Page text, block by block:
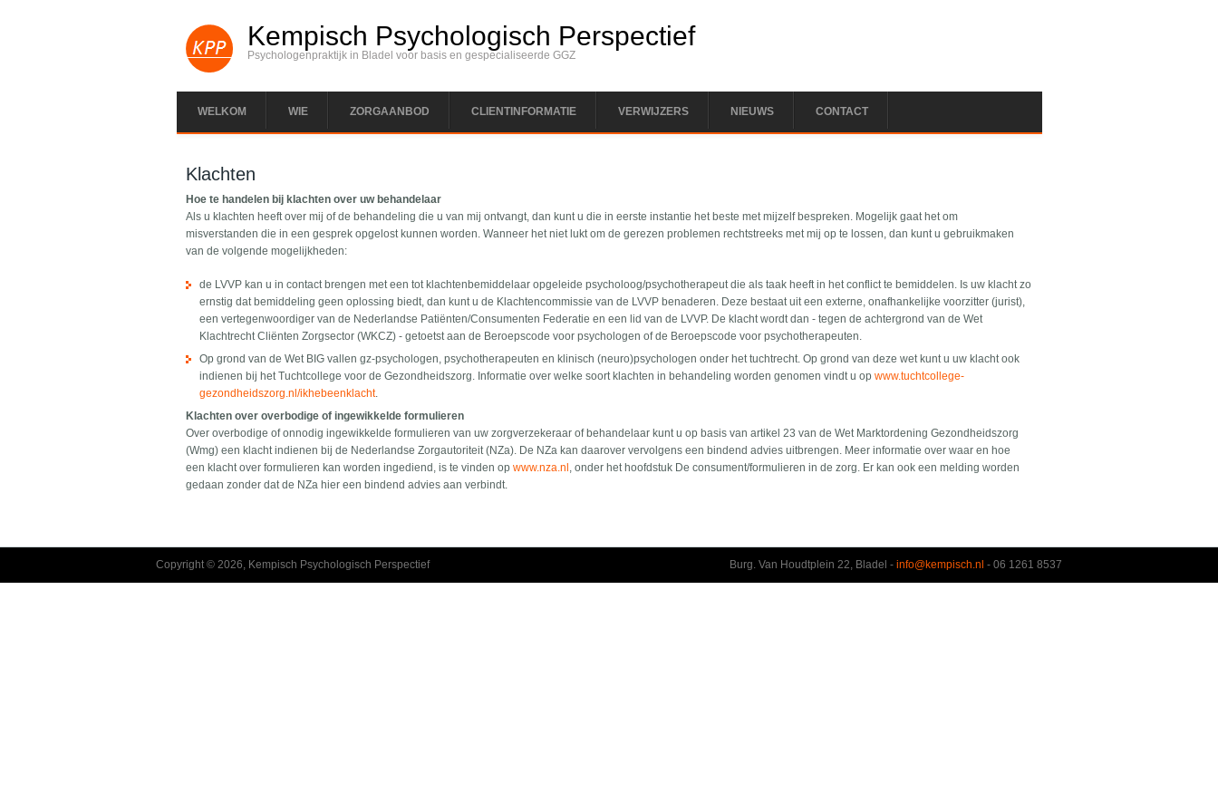
Kempisch Psychologisch Perspectief
Psychologenpraktijk in Bladel voor basis en gespecialiseerde GGZ
WELKOM WIE ZORGAANBOD CLIENTINFORMATIE VERWIJZERS NIEUWS CONTACT
Klachten
Hoe te handelen bij klachten over uw behandelaar
Als u klachten heeft over mij of de behandeling die u van mij ontvangt, dan kunt u die in eerste instantie het beste met mijzelf bespreken. Mogelijk gaat het om
misverstanden die in een gesprek opgelost kunnen worden. Wanneer het niet lukt om de gerezen problemen rechtstreeks met mij op te lossen, dan kunt u gebruikmaken
van de volgende mogelijkheden:
de LVVP kan u in contact brengen met een tot klachtenbemiddelaar opgeleide psycholoog/psychotherapeut die als taak heeft in het conflict te bemiddelen. Is uw klacht zo
ernstig dat bemiddeling geen oplossing biedt, dan kunt u de Klachtencommissie van de LVVP benaderen. Deze bestaat uit een externe, onafhankelijke voorzitter (jurist),
een vertegenwoordiger van de Nederlandse Patiënten/Consumenten Federatie en een lid van de LVVP. De klacht wordt dan - tegen de achtergrond van de Wet
Klachtrecht Cliënten Zorgsector (WKCZ) - getoetst aan de Beroepscode voor psychologen of de Beroepscode voor psychotherapeuten.
Op grond van de Wet BIG vallen gz-psychologen, psychotherapeuten en klinisch (neuro)psychologen onder het tuchtrecht. Op grond van deze wet kunt u uw klacht ook
indienen bij het Tuchtcollege voor de Gezondheidszorg. Informatie over welke soort klachten in behandeling worden genomen vindt u opwww.tuchtcollege-
gezondheidszorg.nl/ikhebeenklacht.
Klachten over overbodige of ingewikkelde formulieren
Over overbodige of onnodig ingewikkelde formulieren van uw zorgverzekeraar of behandelaar kunt u op basis van artikel 23 van de Wet Marktordening Gezondheidszorg
(Wmg) een klacht indienen bij de Nederlandse Zorgautoriteit (NZa). De NZa kan daarover vervolgens een bindend advies uitbrengen. Meer informatie over waar en hoe
een klacht over formulieren kan worden ingediend, is te vinden opwww.nza.nl , onder het hoofdstuk De consument/formulieren in de zorg. Er kan ook een melding worden
gedaan zonder dat de NZa hier een bindend advies aan verbindt.
Copyright © 2026, Kempisch Psychologisch Perspectief Burg. Van Houdtplein 22, Bladel - info@kempisch.nl - 06 1261 8537